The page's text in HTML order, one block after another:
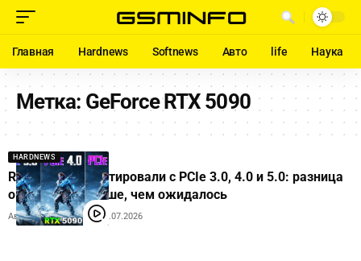
Главная Hardnews Softnews Авто life Наука
Метка: GeForce RTX 5090
HARDNEWS
RTX 5090 протестировали с PCIe 3.0, 4.0 и 5.0: разница
оказалась меньше, чем ожидалось
Автор:Andrew Orobets07.07.2026